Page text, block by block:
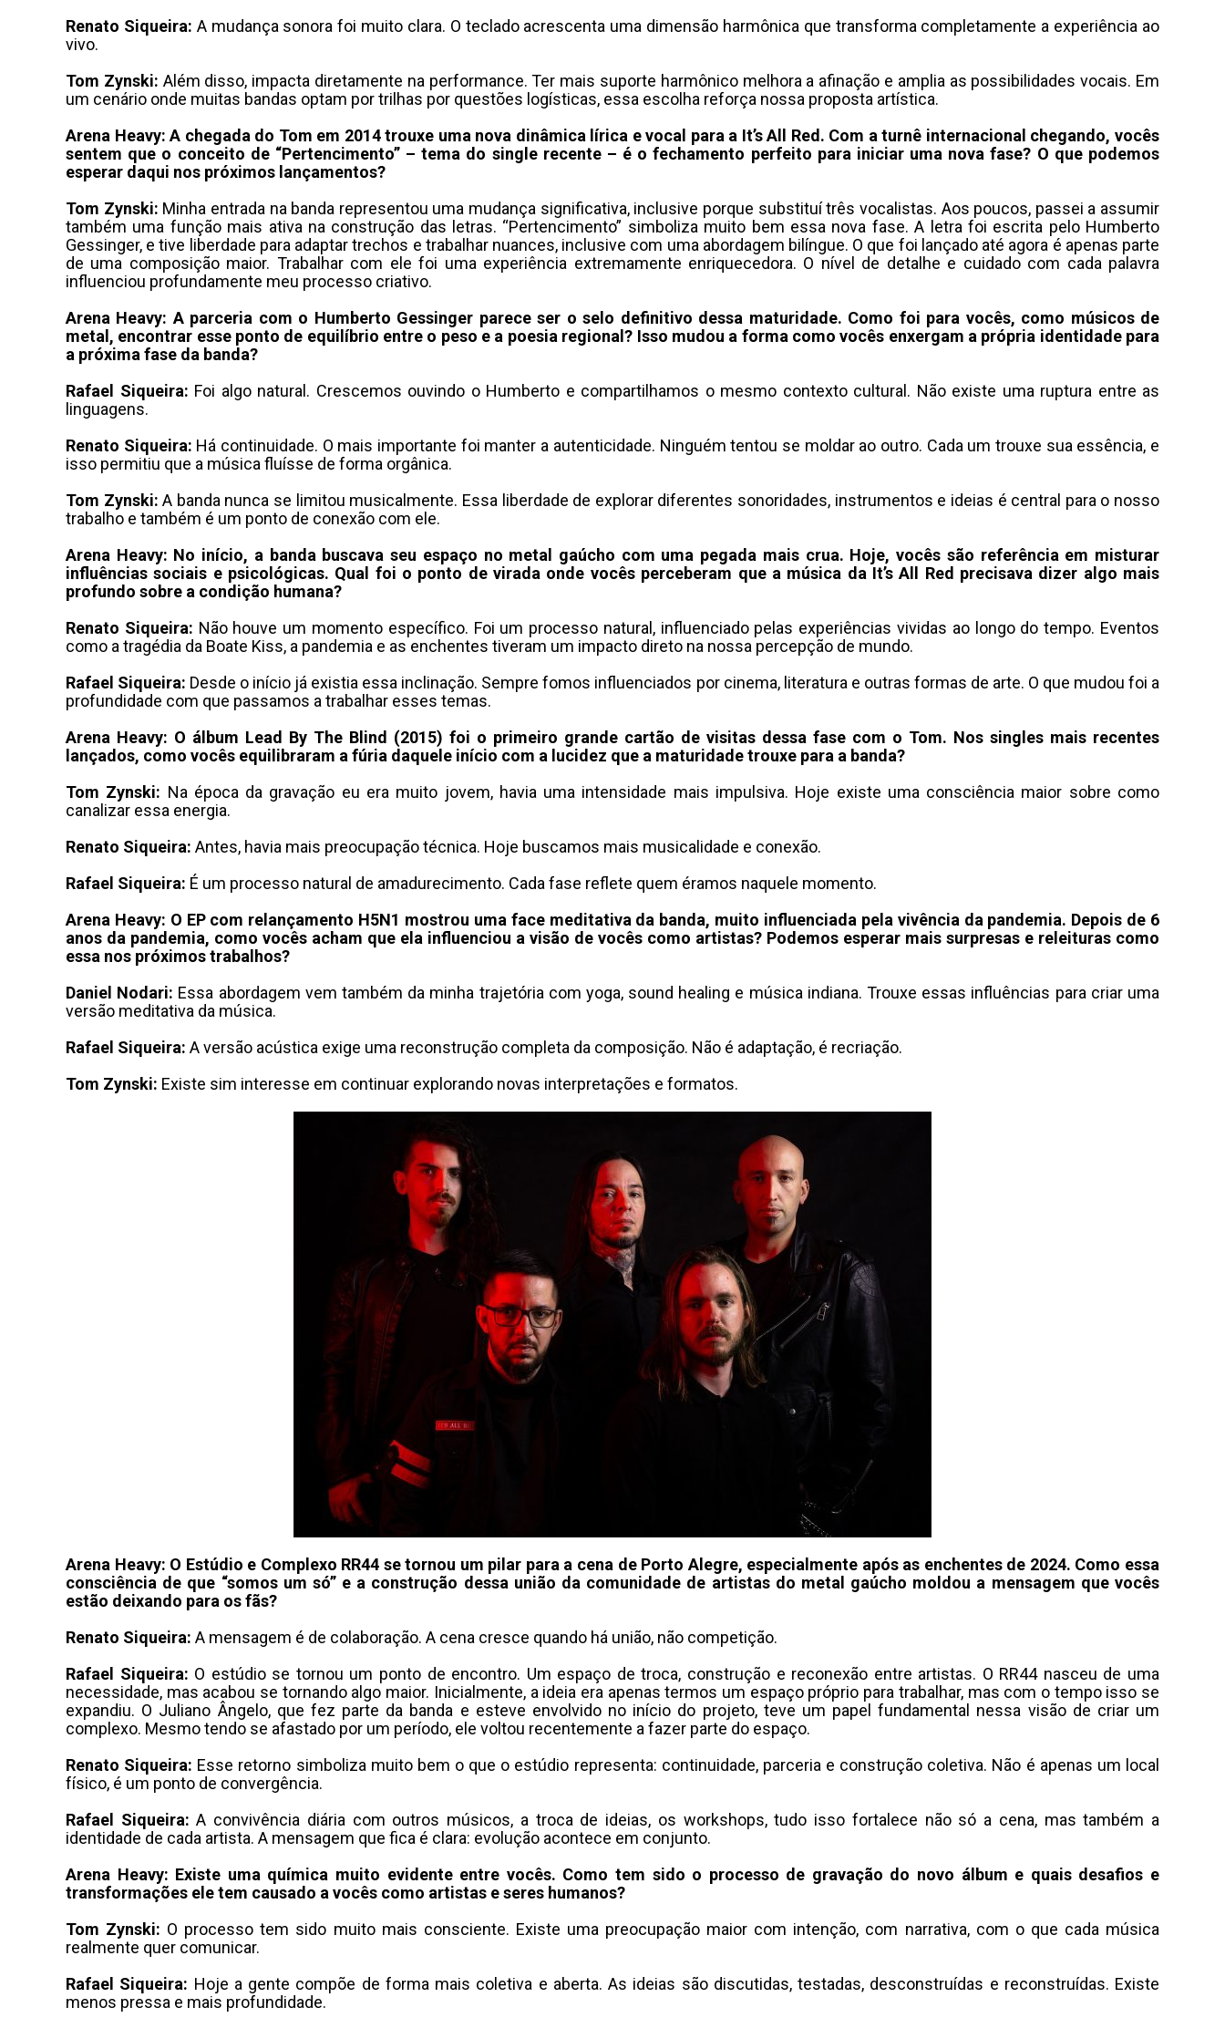
Renato Siqueira: A mudança sonora foi muito clara. O teclado acrescenta uma dimensão harmônica que transforma completamente a experiência ao
vivo.
Tom Zynski: Além disso, impacta diretamente na performance.Ter mais suporte harmônico melhora a afinação e amplia as possibilidades vocais. Em
um cenário onde muitas bandas optam por trilhas por questões logísticas, essa escolha reforça nossa proposta artística.
Arena Heavy: A chegada do Tom em 2014 trouxe uma nova dinâmica lírica e vocal para a It’s All Red. Com a turnê internacional chegando, vocês
sentem que o conceito de “Pertencimento” – tema do single recente – é o fechamento perfeito para iniciar uma nova fase? O que podemos
esperar daqui nos próximos lançamentos?
Tom Zynski: Minha entrada na banda representou uma mudança significativa, inclusive porque substituí três vocalistas. Aos poucos, passei a assumir
também uma função mais ativa na construção das letras. “Pertencimento” simboliza muito bem essa nova fase.A letra foi escrita pelo Humberto
Gessinger, e tive liberdade para adaptar trechos e trabalhar nuances, inclusive com uma abordagem bilíngue. O que foi lançado até agora é apenas parte
de uma composição maior. Trabalhar com ele foi uma experiência extremamente enriquecedora. O nível de detalhe e cuidado com cada palavra
influenciou profundamente meu processo criativo.
Arena Heavy: A parceria com o Humberto Gessinger parece ser o selo definitivo dessa maturidade. Como foi para vocês, como músicos de
metal, encontrar esse ponto de equilíbrio entre o peso e a poesia regional? Isso mudou a forma como vocês enxergam a própria identidade para
a próxima fase da banda?
Rafael Siqueira: Foi algo natural . Crescemos ouvindo o Humberto e compartilhamos o mesmo contexto cultural . Não existe uma ruptura entre as
linguagens.
Renato Siqueira: Há continuidade. O mais importante foi manter a autenticidade. Ninguém tentou se moldar ao outro. Cada um trouxe sua essência, e
isso permitiu que a música fluísse de forma orgânica.
Tom Zynski: A banda nunca se limitou musicalmente. Essa liberdade de explorar diferentes sonoridades, instrumentos e ideias é central para o nosso
trabalho e também é um ponto de conexão com ele.
Arena Heavy: No início, a banda buscava seu espaço no metal gaúcho com uma pegada mais crua. Hoje, vocês são referência em misturar
influências sociais e psicológicas. Qual foi o ponto de virada onde vocês perceberam que a música da It’s All Red precisava dizer algo mais
profundo sobre a condição humana?
Renato Siqueira: Não houve um momento específico. Foi um processo natural, influenciado pelas experiências vividas ao longo do tempo. Eventos
como a tragédia da Boate Kiss, a pandemia e as enchentes tiveram um impacto direto na nossa percepção de mundo.
Rafael Siqueira: Desde o início já existia essa inclinação. Sempre fomos influenciados por cinema, literatura e outras formas de arte. O que mudou foi a
profundidade com que passamos a trabalhar esses temas.
Arena Heavy: O álbum Lead By The Blind (2015) foi o primeiro grande cartão de visitas dessa fase com o Tom. Nos singles mais recentes
lançados, como vocês equilibraram a fúria daquele início com a lucidez que a maturidade trouxe para a banda?
Tom Zynski: Na época da gravação eu era muito jovem, havia uma intensidade mais impulsiva. Hoje existe uma consciência maior sobre como
canalizar essa energia.
Renato Siqueira: Antes, havia mais preocupação técnica. Hoje buscamos mais musicalidade e conexão.
Rafael Siqueira: É um processo natural de amadurecimento. Cada fase reflete quem éramos naquele momento.
Arena Heavy: O EP com relançamento H5N1 mostrou uma face meditativa da banda, muito influenciada pela vivência da pandemia. Depois de 6
anos da pandemia, como vocês acham que ela influenciou a visão de vocês como artistas? Podemos esperar mais surpresas e releituras como
essa nos próximos trabalhos?
Daniel Nodari: Essa abordagem vem também da minha trajetória com yoga, sound healing e música indiana.Trouxe essas influências para criar uma
versão meditativa da música.
Rafael Siqueira: A versão acústica exige uma reconstrução completa da composição. Não é adaptação, é recriação.
Tom Zynski: Existe sim interesse em continuar explorando novas interpretações e formatos.
Arena Heavy: O Estúdio e Complexo RR44 se tornou um pilar para a cena de Porto Alegre, especialmente após as enchentes de 2024. Como essa
consciência de que “somos um só” e a construção dessa união da comunidade de artistas do metal gaúcho moldou a mensagem que vocês
estão deixando para os fãs?
Renato Siqueira: A mensagem é de colaboração. A cena cresce quando há união, não competição.
Rafael Siqueira: O estúdio se tornou um ponto de encontro. Um espaço de troca, construção e reconexão entre artistas. O RR44 nasceu de uma
necessidade, mas acabou se tornando algo maior. Inicialmente, a ideia era apenas termos um espaço próprio para trabalhar, mas com o tempo isso se
expandiu. O Juliano Ângelo, que fez parte da banda e esteve envolvido no início do projeto, teve um papel fundamental nessa visão de criar um
complexo. Mesmo tendo se afastado por um período, ele voltou recentemente a fazer parte do espaço.
Renato Siqueira: Esse retorno simboliza muito bem o que o estúdio representa: continuidade, parceria e construção coletiva. Não é apenas um local
físico, é um ponto de convergência.
Rafael Siqueira: A convivência diária com outros músicos, a troca de ideias, os workshops, tudo isso fortalece não só a cena, mas também a
identidade de cada artista. A mensagem que fica é clara: evolução acontece em conjunto.
Arena Heavy: Existe uma química muito evidente entre vocês. Como tem sido o processo de gravação do novo álbum e quais desafios e
transformações ele tem causado a vocês como artistas e seres humanos?
Tom Zynski: O processo tem sido muito mais consciente. Existe uma preocupação maior com intenção, com narrativa, com o que cada música
realmente quer comunicar.
Rafael Siqueira: Hoje a gente compõe de forma mais coletiva e aberta. As ideias são discutidas, testadas, desconstruídas e reconstruídas. Existe
menos pressa e mais profundidade.